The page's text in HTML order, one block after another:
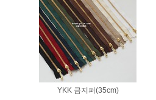
YKK 금지퍼(35cm)